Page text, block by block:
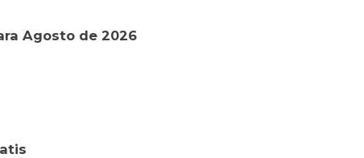
Agosto de 2026